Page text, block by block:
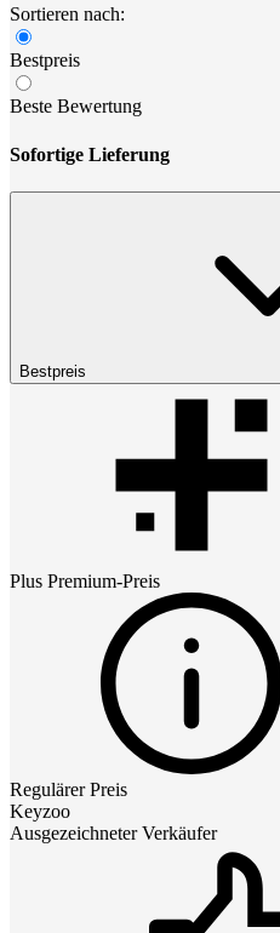
Sortieren nach:
Bestpreis
Beste Bewertung
Sofortige Lieferung
Bestpreis
Plus Premium-Preis
Regulärer Preis
Keyzoo
Ausgezeichneter Verkäufer